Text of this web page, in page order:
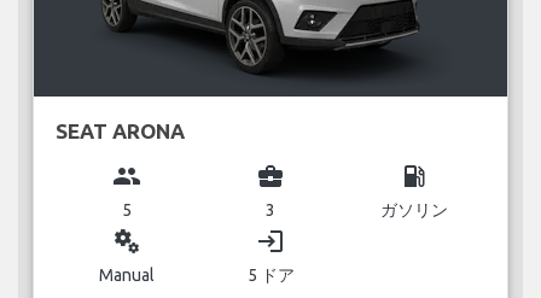
SEAT ARONA
group
5
business_center
3
local_gas_station
ガソリン
miscellaneous_services
Manual
login
5 ドア